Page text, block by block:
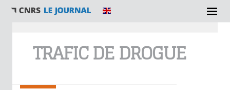
TRAFIC DE DROGUE